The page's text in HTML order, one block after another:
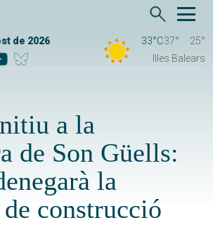
de 2026 33°C37°
25°
Illes Balears
a la
de Son Güells:
la
construcció